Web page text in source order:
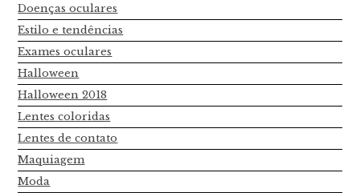
Doenças oculares
Estilo e tendências
Exames oculares
Halloween
Halloween 2018
Lentes coloridas
Lentes de contato
Maquiagem
Moda